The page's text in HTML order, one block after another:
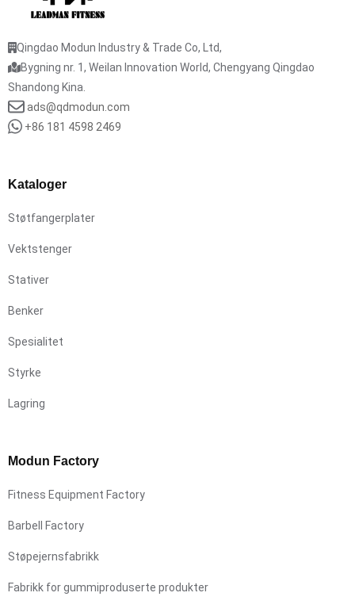
Qingdao Modun Industry & Trade Co, Ltd,
Bygning nr. 1, Weilan Innovation World, Chengyang Qingdao
Shandong Kina.
ads@qdmodun.com
+86 181 4598 2469
Kataloger
Støtfangerplater
Vektstenger
Stativer
Benker
Spesialitet
Styrke
Lagring
Modun Factory
Fitness Equipment Factory
Barbell Factory
Støpejernsfabrikk
Fabrikk for gummiproduserte produkter